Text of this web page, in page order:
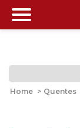
Home > Quentes